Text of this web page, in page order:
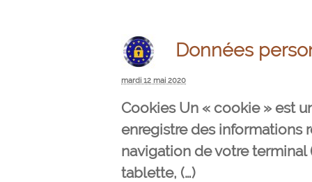
Données
mardi 12 mai 2020
Cookies Un « cookie » est
enregistre des informations
navigation de votre terminal
tablette, (…)